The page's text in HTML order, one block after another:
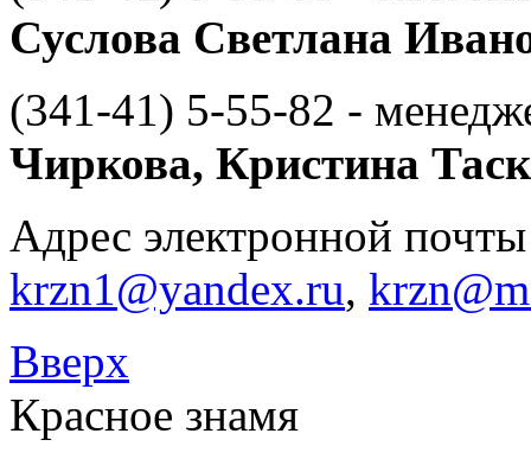
Суслова Светлана
(341-41) 5-55-82 -
Чиркова, Кристина
Адрес электронной
krzn1@yandex.ru,
Вверх
Красное знамя